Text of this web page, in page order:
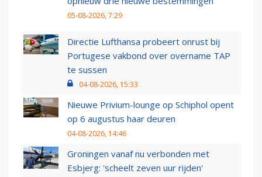
05-08-2026, 7:29
Directie Lufthansa probeert onrust bij
Portugese vakbond over overname TAP
te sussen
04-08-2026, 15:33
Nieuwe Privium-lounge op Schiphol opent
op 6 augustus haar deuren
04-08-2026, 14:46
Groningen vanaf nu verbonden met
Esbjerg: 'scheelt zeven uur rijden'